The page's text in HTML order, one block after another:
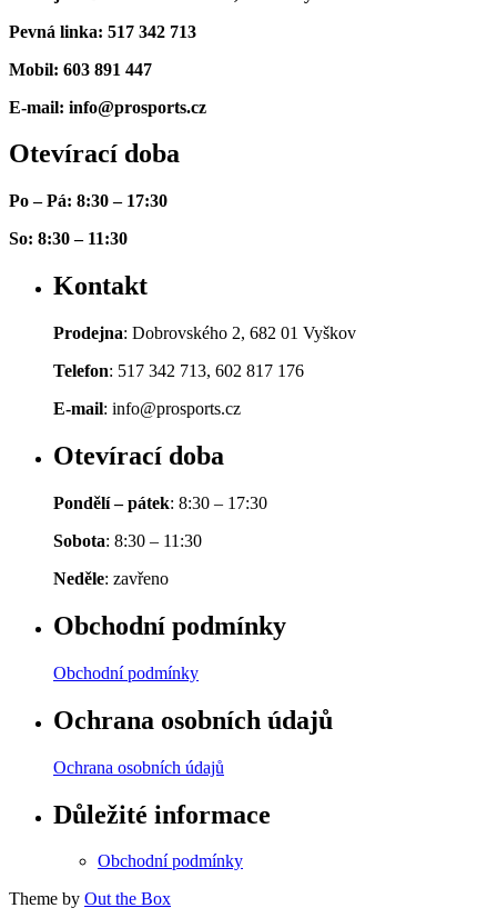
Pevná linka: 517 342 713
Mobil: 603 891 447
E-mail: info@prosports.cz
Otevírací doba
Po – Pá: 8:30 – 17:30
So: 8:30 – 11:30
Kontakt
Prodejna: Dobrovského 2, 682 01 Vyškov
Telefon: 517 342 713, 602 817 176
E-mail: info@prosports.cz
Otevírací doba
Pondělí – pátek: 8:30 – 17:30
Sobota: 8:30 – 11:30
Neděle: zavřeno
Obchodní podmínky
Obchodní podmínky
Ochrana osobních údajů
Ochrana osobních údajů
Důležité informace
Obchodní podmínky
Theme by Out the Box